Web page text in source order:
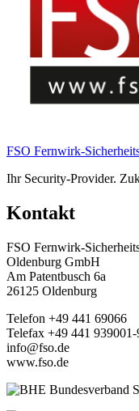
FSO Fernwirk-
Ihr Security-Provider.
Kontakt
FSO Fernwirk-
Oldenburg GmbH
Am Patentbusch 6a
26125 Oldenburg
Telefon +49 441 69066
Telefax +49 441 939001-
info@fso.de
www.fso.de